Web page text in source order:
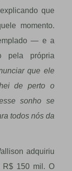
que
momento.
— e a
pela própria
que ele
de perto o
sonho se
todos nós da
adquiriu
R$ 150 mil. O